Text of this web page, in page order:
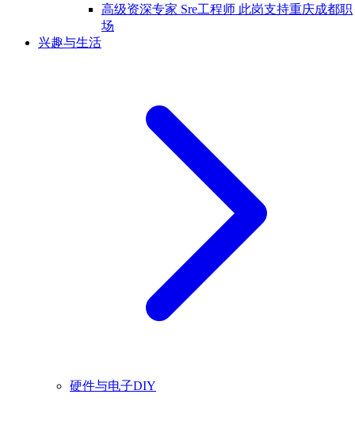
高级资深专家 Sre工程师 此岗支持重庆成都职
场
兴趣与生活
硬件与电子DIY